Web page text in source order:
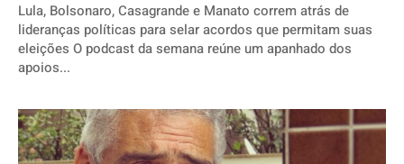
Lula, Bolsonaro, Casagrande e Manato correm atrás de
lideranças políticas para selar acordos que permitam suas
eleições O podcast da semana reúne um apanhado dos
apoios...